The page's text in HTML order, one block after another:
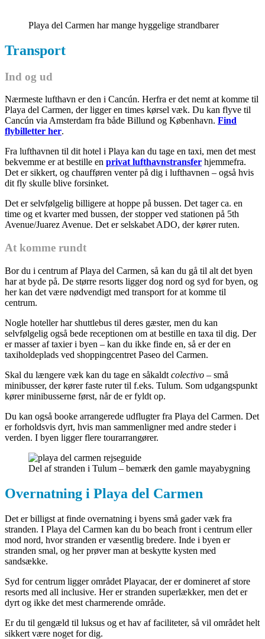
Playa del Carmen har mange hyggelige strandbarer
Transport
Ind og ud
Nærmeste lufthavn er den i Cancún. Herfra er det nemt at komme til
Playa del Carmen, der ligger en times kørsel væk. Du kan flyve til
Cancún via Amsterdam fra både Billund og København. Find
flybilletter her.
Fra lufthavnen til dit hotel i Playa kan du tage en taxi, men det mest
bekvemme er at bestille en privat lufthavnstransfer hjemmefra.
Det er sikkert, og chaufføren venter på dig i lufthavnen – også hvis
dit fly skulle blive forsinket.
Det er selvfølgelig billigere at hoppe på bussen. Det tager ca. en
time og et kvarter med bussen, der stopper ved stationen på 5th
Avenue/Juarez Avenue. Det er selskabet ADO, der kører ruten.
At komme rundt
Bor du i centrum af Playa del Carmen, så kan du gå til alt det byen
har at byde på. De større resorts ligger dog nord og syd for byen, og
her kan det være nødvendigt med transport for at komme til
centrum.
Nogle hoteller har shuttlebus til deres gæster, men du kan
selvfølgelig også bede receptionen om at bestille en taxa til dig. Der
er masser af taxier i byen – kan du ikke finde en, så er der en
taxiholdeplads ved shoppingcentret Paseo del Carmen.
Skal du længere væk kan du tage en såkaldt colectivo – små
minibusser, der kører faste ruter til f.eks. Tulum. Som udgangspunkt
kører minibusserne først, når de er fyldt op.
Du kan også booke arrangerede udflugter fra Playa del Carmen. Det
er forholdsvis dyrt, hvis man sammenligner med andre steder i
verden. I byen ligger flere tourarrangører.
Del af stranden i Tulum – bemærk den gamle mayabygning
Overnatning i Playa del Carmen
Det er billigst at finde overnatning i byens små gader væk fra
stranden. I Playa del Carmen kan du bo beach front i centrum eller
mod nord, hvor stranden er væsentlig bredere. Inde i byen er
stranden smal, og her prøver man at beskytte kysten med
sandsække.
Syd for centrum ligger området Playacar, der er domineret af store
resorts med all inclusive. Her er stranden superlækker, men det er
dyrt og ikke det mest charmerende område.
Er du til gengæld til luksus og et hav af faciliteter, så vil området helt
sikkert være noget for dig.